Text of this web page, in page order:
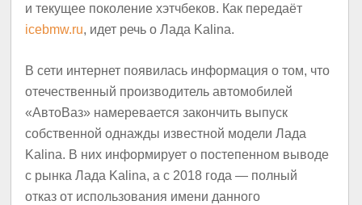
и текущее поколение хэтчбеков. Как передаёт
icebmw.ru, идет речь о Лада Kalina.
В сети интернет появилась информация о том, что
отечественный производитель автомобилей
«АвтоВаз» намеревается закончить выпуск
собственной однажды известной модели Лада
Kalina. В них информирует о постепенном выводе
с рынка Лада Kalina, а с 2018 года — полный
отказ от использования имени данного